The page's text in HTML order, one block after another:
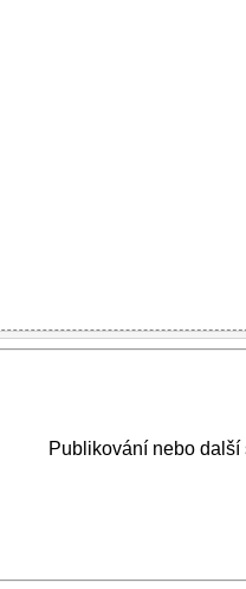
Publikování nebo